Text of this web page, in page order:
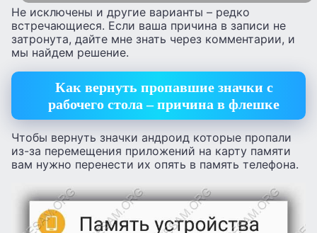
Не исключены и другие варианты – редко
встречающиеся. Если ваша причина в записи не
затронута, дайте мне знать через комментарии, и
мы найдем решение.
Как вернуть пропавшие значки с
рабочего стола – причина в флешке
Чтобы вернуть значки андроид которые пропали
из-за перемещения приложений на карту памяти
вам нужно перенести их опять в память телефона.